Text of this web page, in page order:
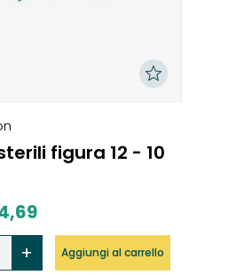
figura 12 - 10
Aggiungi al carrello